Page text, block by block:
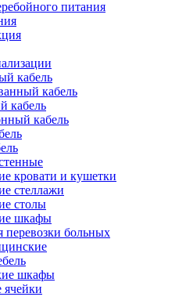
питания
кабель
кабель
кабель
кабель
кровати и кушетки
стеллажи
столы
шкафы
перевозки больных
шкафы
ячейки